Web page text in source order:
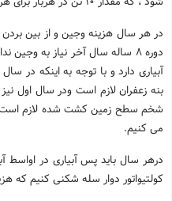
در هر سال هزینه وجین و از بین
آبیاری دارد و با توجه به اینکه در
می کنیم.
درهر سال باید پس آبیاری در
کولتیواتور دوار سله شکنی کنیم که